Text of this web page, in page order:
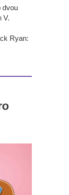
dvou
V.
Ryan: